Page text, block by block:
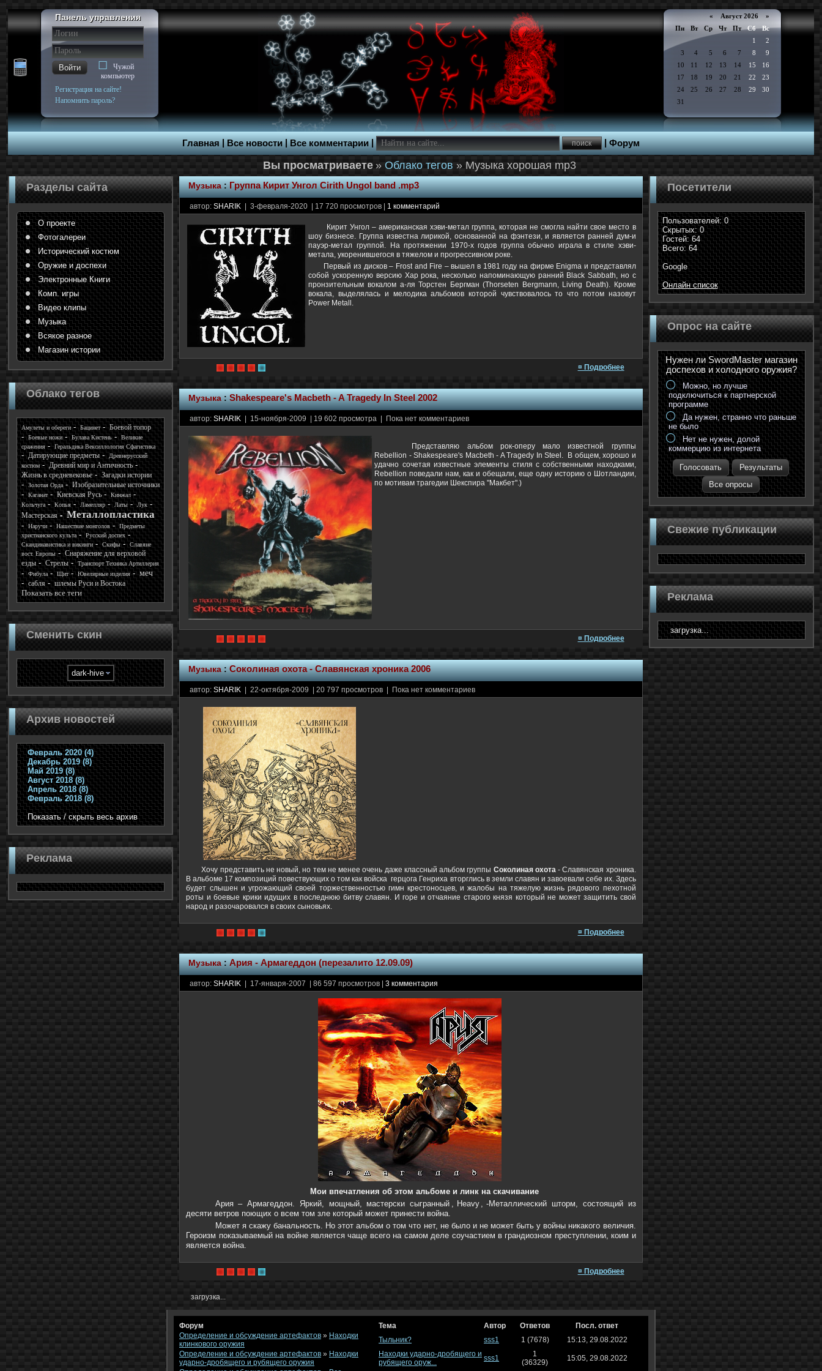
Панель управления
Войти
Чужой
компьютер
Регистрация на сайте!
Напомнить пароль?
«Август 2026 »
Пн
Вт Ср Чт Пт Сб
Вс
1
2
3
4 5 6 7 8
9
10
11 12 13 14 15
16
17
18 19 20 21 22
23
24
25 26 27 28 29
30
31
Главная|Все новости|Все комментарии| |Форум
»Облако тегов » Музыка хорошая mp3
Музыка: Группа Кирит Унгол Cirith Ungol band .mp3
автор:SHARIK | 3-февраля-2020 | 17 720 просмотров | 1 комментарий
Кирит Унгол – американская хэви-метал группа, которая не смогла найти свое место в
шоу бизнесе. Группа известна лирикой, основанной на фэнтези, и является ранней дум-и
пауэр-метал группой. На протяжении 1970-х годов группа обычно играла в стиле хэви-
метала, укоренившегося в тяжелом и прогрессивном роке.
Первый из дисков – Frost and Fire – вышел в 1981 году на фирме Enigma и представлял
собой ускоренную версию Хар рока, несколько напоминающую ранний Black Sabbath, но с
пронзительным вокалом а-ля Торстен Бергман (Thorseten Bergmann, Living Death). Кроме
вокала, выделялась и мелодика альбомов которой чувствовалось то что потом назовут
Power Metall.
¤ Подробнее
Музыка: Shakespeare's Macbeth - A Tragedy In Steel 2002
автор:SHARIK | 15-ноября-2009 | 19 602 просмотра | Пока нет комментариев
Представляю альбом рок-оперу мало известной группы
Rebellion - Shakespeare's Macbeth - A Tragedy In Steel. В общем, хорошо и
удачно сочетая известные элементы стиля с собственными находками,
Rebellion поведали нам, как и обещали, еще одну историю о Шотландии,
по мотивам трагедии Шекспира "Макбет".)
¤ Подробнее
Музыка: Соколиная охота - Славянская хроника 2006
автор:SHARIK | 22-октября-2009 | 20 797 просмотров | Пока нет комментариев
Хочу представить не новый, но тем не менее очень даже классный альбом группы Соколиная охота- Славянская хроника.
В альбоме 17 композиций повествующих о том как войска герцога Генриха вторглись в земли славян и завоевали себе их. Здесь
будет слышен и угрожающий своей торжественностью гимн крестоносцев, и жалобы на тяжелую жизнь рядового пехотной
роты и боевые крики идущих в последнюю битву славян. И горе и отчаяние старого князя который не может защитить свой
народ и разочаровался в своих сыновьях.
¤ Подробнее
Музыка: Ария - Армагеддон (перезалито 12.09.09)
автор:SHARIK | 17-января-2007 | 86 597 просмотров |3 комментария
Мои впечатления об этом альбоме и линк на скачивание
Ария – Армагеддон. Яркий, мощный, мастерски сыгранный Heavy
-Металлический шторм, состоящий из
десяти ветров поющих о всем том зле который может принести война.
Может я скажу банальность. Но этот альбом о том что нет, не было и не может быть у войны никакого величия.
Героизм показываемый на войне является чаще всего на самом деле соучастием в грандиозном преступлении, коим и
является война.
¤ Подробнее
загрузка...
Разделы сайта
О проекте
Фотогалереи
Исторический костюм
Оружие и доспехи
Электронные Книги
Комп. игры
Видео клипы
Музыка
Всякое разное
Магазин истории
Облако тегов
Амулеты и обереги Бацинет Боевой топор
Боевые ножи Булава Кистень
Великие
сражения
Геральдика Вексиллология Сфагистика
Датирующие предметы
Древнерусский
костюм
Древний мир и Античность
Жизнь в средневековье
Загадки истории
Золотая Орда Изобразительные источники
Каганат Киевская Русь
Кинжал
Кольчуга
Копья Ламелляр Латы Лук
Мастерская Металлопластика
Наручи Нашествие монголов
Предметы
христианского культа
Русский доспех
Скандинавистика и викинги
Скифы
Славяне
вост. Европы
Снаряжение для верховой
езды
Стрелы
Транспорт Техника Артиллерия
Фибула
Щит Ювелирные изделия меч
сабля шлемы Руси и Востока
Показать все теги
Сменить скин
Архив новостей
Февраль 2020 (4)
Декабрь 2019 (8)
Май 2019 (8)
Август 2018 (8)
Апрель 2018 (8)
Февраль 2018 (8)
Показать / скрыть весь архив
Реклама
Посетители
Пользователей: 0
Скрытых: 0
Гостей: 64
Всего: 64
Google
Онлайн список
Опрос на сайте
Нужен ли SwordMaster магазин
доспехов и холодного оружия?
Можно, но лучше
подключиться к партнерской
программе
Да нужен, странно что раньше
не было
Нет не нужен, долой
коммерцию из интернета
Голосовать
Результаты
Все опросы
Свежие публикации
Реклама
загрузка...
Форум Тема Автор Ответов
Посл. ответ
Определение и обсуждение артефактов » Находки
клинкового оружия
Тыльник? sss1 1 (7678)
15:13, 29.08.2022
Определение и обсуждение артефактов » Находки
ударно-дробящего и рубящего оружия
Находки ударно-дробящего и
рубящего оруж...
sss1
1
(36329)
15:05, 29.08.2022